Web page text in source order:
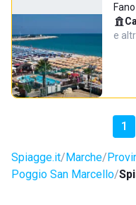
Fano
e
1
Spiagge.it Marche
Poggio San Marcello